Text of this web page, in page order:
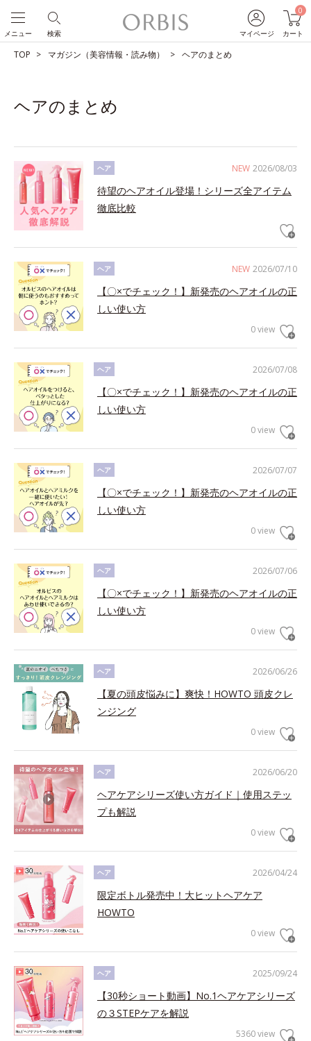
マイページ
0
カート
検索
メニュー
TOP マガジン（美容情報・読み物） ヘアのまとめ
ヘアのまとめ
NEW 2026/08/03
ヘア
待望のヘアオイル登場！シリーズ全アイテム
徹底比較
NEW 2026/07/10
ヘア
【〇×でチェック！】新発売のヘアオイルの正
しい使い方
0 view
2026/07/08
ヘア
【〇×でチェック！】新発売のヘアオイルの正
しい使い方
0 view
2026/07/07
ヘア
【〇×でチェック！】新発売のヘアオイルの正
しい使い方
0 view
2026/07/06
ヘア
【〇×でチェック！】新発売のヘアオイルの正
しい使い方
0 view
2026/06/26
ヘア
【夏の頭皮悩みに】爽快！HOWTO 頭皮クレ
ンジング
0 view
2026/06/20
ヘア
ヘアケアシリーズ使い方ガイド｜使用ステッ
プも解説
0 view
2026/04/24
ヘア
限定ボトル発売中！大ヒットヘアケア
HOWTO
0 view
2025/09/24
ヘア
【30秒ショート動画】No.1ヘアケアシリーズ
の３STEPケアを解説
5360 view